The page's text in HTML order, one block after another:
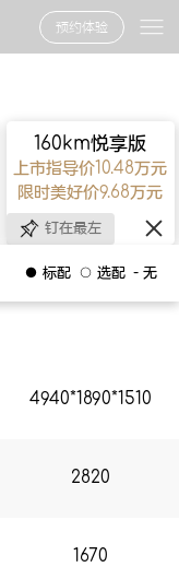
预约体验
● 标配 ○ 选配 - 无
4940*1890*1510
2820
1670
160km悦享版
上市指导价10.48万元
限时美好价9.68万元
钉在最左
4940*1890*1510
2820
1670